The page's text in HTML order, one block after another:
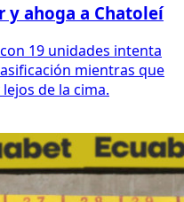
ahoga a Chatoleí
19 unidades intenta
mientras que
de la cima.